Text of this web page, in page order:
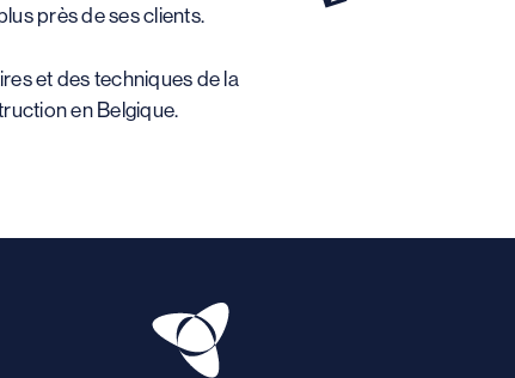
près de ses clients.
et des techniques de la
en Belgique.